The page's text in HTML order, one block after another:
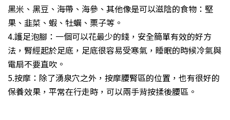
黑米、黑豆、海帶、海參、其他像是可以滋陰的食物：堅
果、韭菜、蝦、牡蠣、栗子等。
4.護足泡腳：一個可以花最少的錢，安全簡單有效的好方
法，腎經起於足底，足底很容易受寒氣，睡眠的時候冷氣與
電扇不要直吹。
5.按摩：除了湧泉穴之外，按摩腰腎區的位置，也有很好的
保養效果，平常在行走時，可以兩手背按揉後腰區。